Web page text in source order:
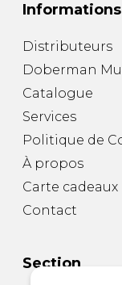
Informations
Distributeurs
Doberman
Catalogue
Services
Politique de
À propos
Carte cadeaux
Contact
Section